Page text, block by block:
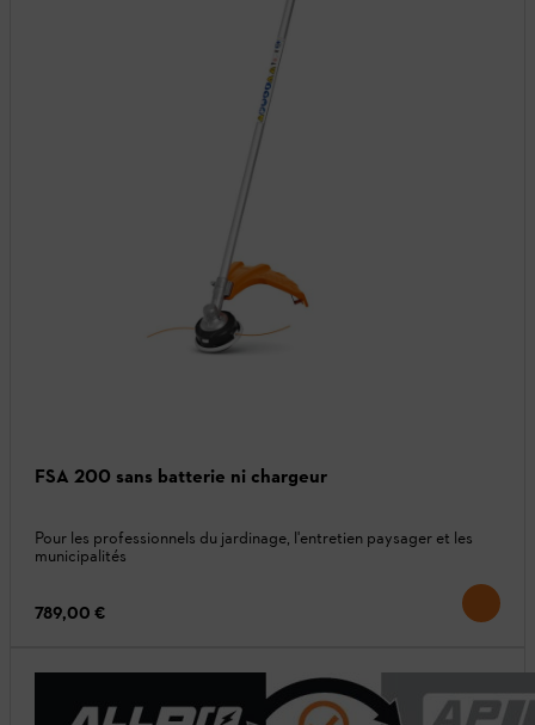
FSA 200 sans batterie ni chargeur
Pour les professionnels du jardinage, l'entretien paysager et les
municipalités
789,00 €